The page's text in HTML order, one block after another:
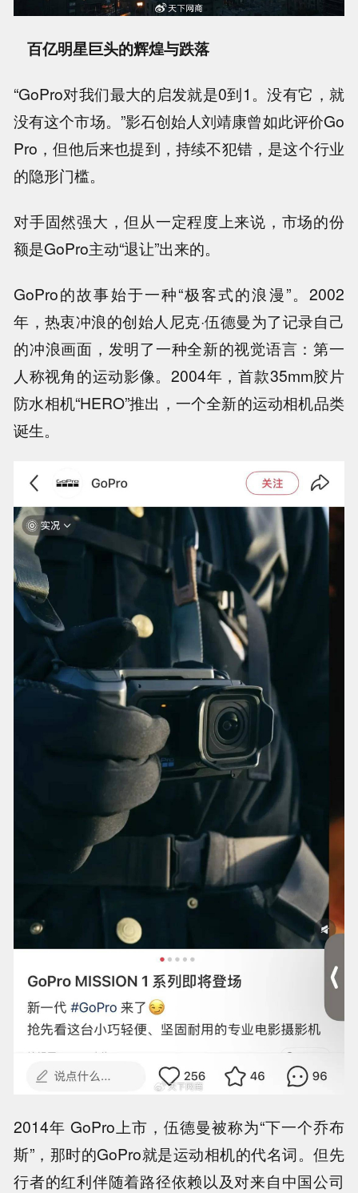
百亿明星巨头的辉煌与跌落
“GoPro对我们最大的启发就是0到1。没有它，就
没有这个市场。”影石创始人刘靖康曾如此评价Go
Pro，但他后来也提到，持续不犯错，是这个行业
的隐形门槛。
对手固然强大，但从一定程度上来说，市场的份
额是GoPro主动“退让”出来的。
GoPro的故事始于一种“极客式的浪漫”。2002
年，热衷冲浪的创始人尼克·伍德曼为了记录自己
的冲浪画面，发明了一种全新的视觉语言：第一
人称视角的运动影像。2004年，首款35mm胶片
防水相机“HERO”推出，一个全新的运动相机品类
诞生。
2014年 GoPro上市，伍德曼被称为“下一个乔布
斯”，那时的GoPro就是运动相机的代名词。但先
行者的红利伴随着路径依赖以及对来自中国公司